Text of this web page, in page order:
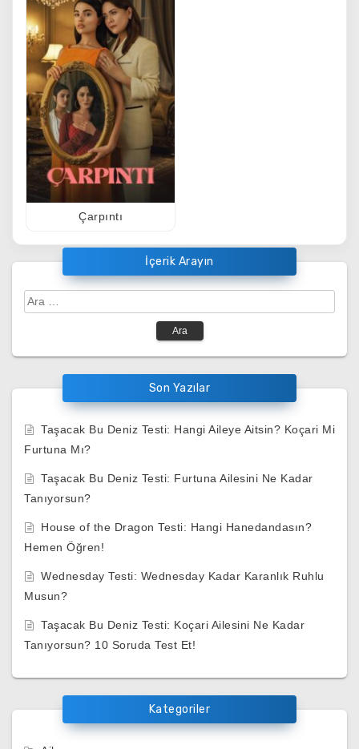
Çarpıntı
İçerik Arayın
Arama:
Son Yazılar
Taşacak Bu Deniz Testi: Hangi Aileye Aitsin? Koçari Mi
Furtuna Mı?
Taşacak Bu Deniz Testi: Furtuna Ailesini Ne Kadar
Tanıyorsun?
House of the Dragon Testi: Hangi Hanedandasın?
Hemen Öğren!
Wednesday Testi: Wednesday Kadar Karanlık Ruhlu
Musun?
Taşacak Bu Deniz Testi: Koçari Ailesini Ne Kadar
Tanıyorsun? 10 Soruda Test Et!
Kategoriler